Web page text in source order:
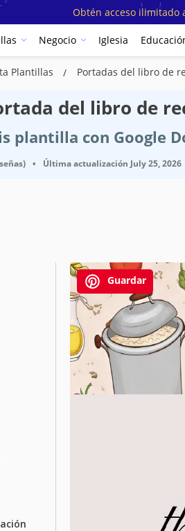
Obtén acceso ilimitado
Negocio Iglesia
Plantillas Portadas del libro de
del libro de
plantilla con Google
• Última actualización July 25, 2026
Guardar